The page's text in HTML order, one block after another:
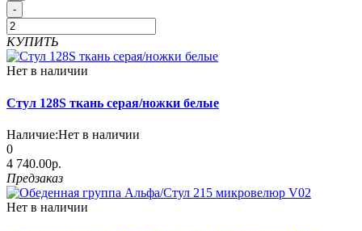
-
КУПИТЬ
Нет в наличии
Стул 128S ткань серая/ножки белые
Наличие:Нет в наличии
0
4 740.00р.
Предзаказ
Нет в наличии